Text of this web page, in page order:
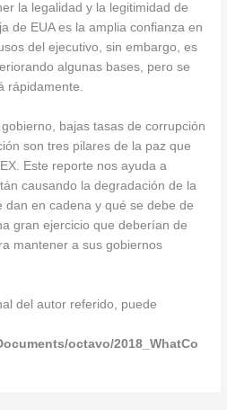
la legalidad y la legitimidad de
de EUA es la amplia confianza en
del ejecutivo, sin embargo, es
algunas bases, pero se
rápidamente.
bajas tasas de corrupción
son tres pilares de la paz que
Este reporte nos ayuda a
causando la degradación de la
dan en cadena y qué se debe de
gran ejercicio que deberían de
mantener a sus gobiernos
del autor referido, puede
octavo/2018_WhatCo